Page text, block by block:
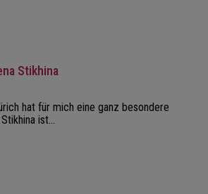
Stikhina
hat für mich eine ganz besondere
ist…